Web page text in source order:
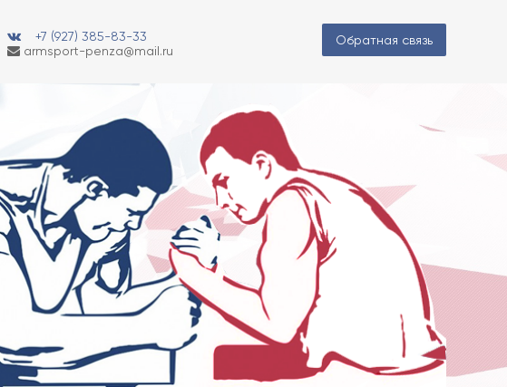
+7 (927) 385-83-33
armsport-penza@mail.ru
Обратная связь